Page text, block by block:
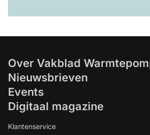
Over Vakblad
Nieuwsbrieven
Events
Digitaal magazine
Klantenservice